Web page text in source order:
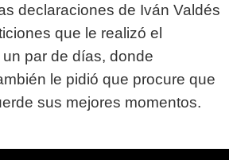
declaraciones de Iván Valdés
que le realizó el
par de días, donde
le pidió que procure que
sus mejores momentos.